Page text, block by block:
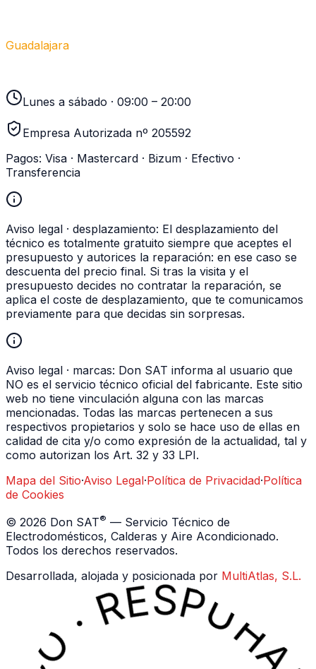
Guadalajara
Lunes a sábado · 09:00 – 20:00
Empresa Autorizada nº 205592
Pagos: Visa · Mastercard · Bizum · Efectivo ·
Transferencia
Aviso legal · desplazamiento: El desplazamiento del
técnico es totalmente gratuito siempre que aceptes el
presupuesto y autorices la reparación: en ese caso se
descuenta del precio final. Si tras la visita y el
presupuesto decides no contratar la reparación, se
aplica el coste de desplazamiento, que te comunicamos
previamente para que decidas sin sorpresas.
Aviso legal · marcas: Don SAT informa al usuario que
NO es el servicio técnico oficial del fabricante. Este sitio
web no tiene vinculación alguna con las marcas
mencionadas. Todas las marcas pertenecen a sus
respectivos propietarios y solo se hace uso de ellas en
calidad de cita y/o como expresión de la actualidad, tal y
como autorizan los Art. 32 y 33 LPI.
Mapa del Sitio·Aviso Legal·Política de Privacidad·Política
de Cookies
© 2026 Don SAT® — Servicio Técnico de
Electrodomésticos, Calderas y Aire Acondicionado.
Todos los derechos reservados.
Desarrollada, alojada y posicionada por MultiAtlas, S.L.